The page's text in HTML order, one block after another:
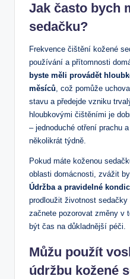
Jak často bych
sedačku?
Frekvence čištění kožené
používání a přítomnosti
byste měli provádět
měsíců, což pomůže
stavu a předejde vzniku
hloubkovými čištěními je
– jednoduché otření prachu
několikrát týdně.
Pokud máte koženou
oblasti domácnosti, zvážit
Údržba a pravidelné
prodloužit životnost
začnete pozorovat změny v
být čas na důkladnější péči.
Můžu použít
údržbu kožené